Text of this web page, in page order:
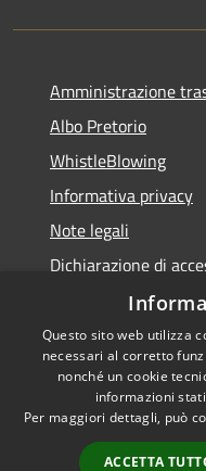
Amministrazione
Albo Pretorio
WhistleBlowing
Informativa privacy
Note legali
Dichiarazione di
Accessibilità
Privacy
Questo sito web utilizza
necessari al corretto
nonché un cookie
informazioni
Per maggiori dettagli, può
ACCETTA